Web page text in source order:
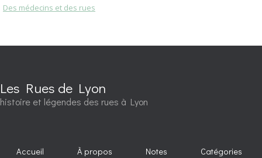
Des médecins et des rues
Les Rues de Lyon
histoire et légendes des rues à Lyon
Accueil À propos Notes Catégories